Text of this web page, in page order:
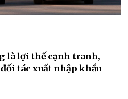
là lợi thế cạnh tranh,
tác xuất nhập khẩu